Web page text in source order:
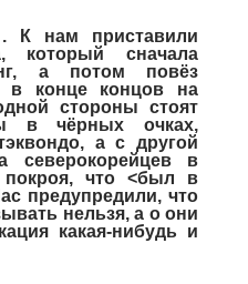
. К нам приставили
который сначала
а потом повёз
в конце концов на
стороны стоят
в чёрных очках,
а с другой
северокорейцев в
что <был в
предупредили, что
нельзя, а о они
какая-нибудь и